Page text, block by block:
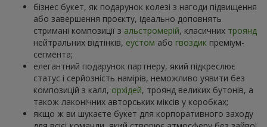
бізнес букет, як подарунок колезі з нагоди підвищення
або завершення проєкту, ідеально доповнять
стримані композиції з альстромерій, класичних троянд
нейтральних відтінків, еустом або гвоздик преміум-
сегмента;
елегантний подарунок партнеру, який підкреслює
статус і серйозність намірів, неможливо уявити без
композицій з калл, орхідей, троянд великих бутонів, а
також лаконічних авторських міксів у коробках;
якщо ж ви шукаєте букет для корпоративного заходу